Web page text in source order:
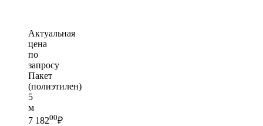
Актуальная
цена
по
запросу
Пакет
(полиэтилен)
5
м
7 18200₽